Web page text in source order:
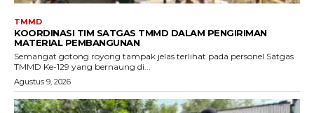
TMMD
KOORDINASI TIM SATGAS TMMD DALAM PENGIRIMAN
MATERIAL PEMBANGUNAN
Semangat gotong royong tampak jelas terlihat pada personel Satgas
TMMD Ke-129 yang bernaung di...
Agustus 9, 2026